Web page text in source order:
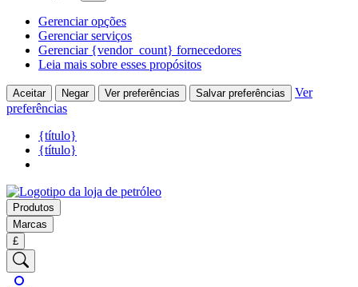
Gerenciar opções
Gerenciar serviços
Gerenciar {vendor_count} fornecedores
Leia mais sobre esses propósitos
Aceitar Negar Ver preferências Salvar preferências
Ver
preferências
{título}
{título}
Produtos
Marcas
£